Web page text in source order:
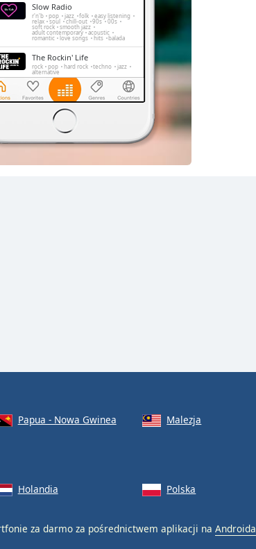
Slow Radio
r'n'b pop jazz folk easy listening
relax soul chill-out 90s 00s
soft rock smooth jazz
adult contemporary acoustic
romantic love songs hits balada
The Rockin' Life
rock pop hard rock techno jazz
alternative
Trax FM
pop top40 adult contemporary
FeMale Radio
adult contemporary
Dengerin Musik
Papua - Nowa Gwinea Malezja
Holandia Polska
za darmo za pośrednictwem aplikacji na Androida